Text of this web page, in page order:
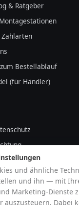
& Ratgeber
Montagestationen
Zahlarten
Bestellablauf
(für Händler)
und ähnliche
und ihn — mit
Marketing-Dienste
auszusteuern. Dabei